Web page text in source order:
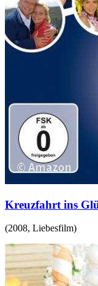
Kreuzfahrt ins
(2008, Liebesfilm)